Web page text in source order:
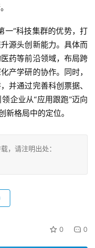
一”科技集群的优势，打
源头创新能力。具体而
药等前沿领域，布局跨
产学研的协作。同时，
并通过完善科创票据、
企业从“应用跟跑”迈向
新格局中的定位。
，请注明出处：
0 0